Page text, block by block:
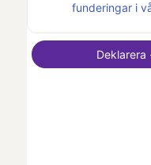
funderingar i
Deklarera